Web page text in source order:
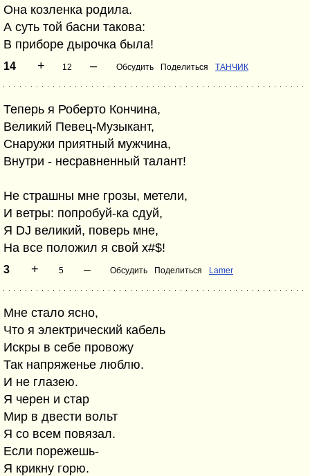
Она козленка родила.
А суть той басни такова:
В приборе дырочка была!
14 + 12 – Обсудить Поделиться ТАНЧИК
Теперь я Роберто Кончина,
Великий Певец-Музыкант,
Снаружи приятный мужчина,
Внутри - несравненный талант!
Не страшны мне грозы, метели,
И ветры: попробуй-ка сдуй,
Я DJ великий, поверь мне,
На все положил я свой х#$!
3 + 5 – Обсудить Поделиться Lamer
Мне стало ясно,
Что я электрический кабель
Искры в себе провожу
Так напряженье люблю.
И не глазею.
Я черен и стар
Мир в двести вольт
Я со всем повязал.
Если порежешь-
Я крикну горю.